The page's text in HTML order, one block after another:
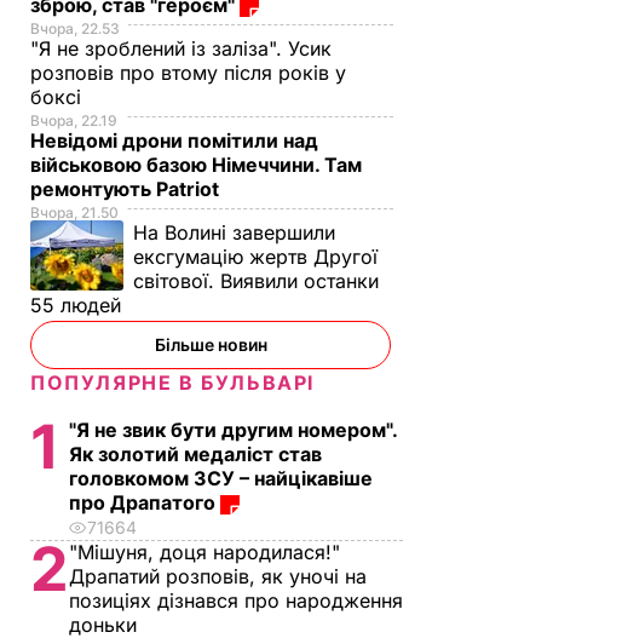
зброю, став "героєм"
Вчора, 22.53
"Я не зроблений із заліза". Усик
розповів про втому після років у
боксі
Вчора, 22.19
Невідомі дрони помітили над
військовою базою Німеччини. Там
ремонтують Patriot
Вчора, 21.50
На Волині завершили
ексгумацію жертв Другої
світової. Виявили останки
55 людей
Більше новин
ПОПУЛЯРНЕ В БУЛЬВАРІ
1
"Я не звик бути другим номером".
Як золотий медаліст став
головкомом ЗСУ – найцікавіше
про Драпатого
71664
2 "Мішуня, доця народилася!"
Драпатий розповів, як уночі на
позиціях дізнався про народження
доньки